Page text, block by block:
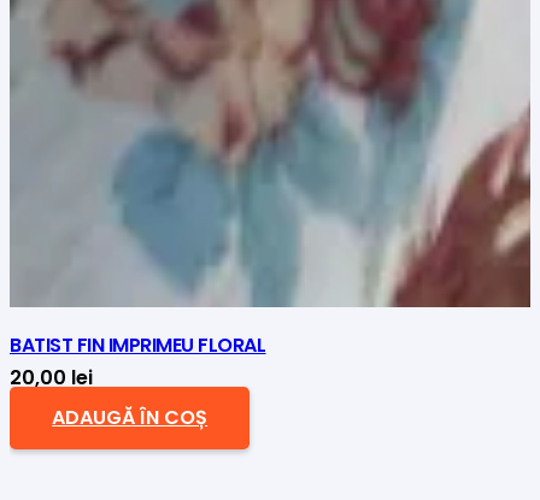
BATIST FIN IMPRIMEU FLORAL
20,00 lei
ADAUGĂ ÎN COȘ